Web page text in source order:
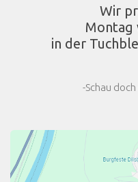
Wir
Montag
in der
-Schau